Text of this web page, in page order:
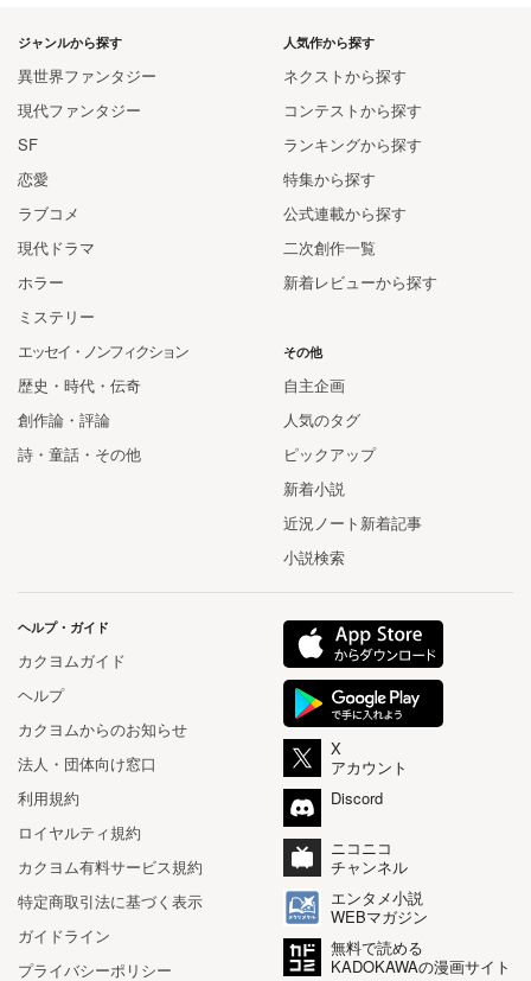
人気作から探す
ネクストから探す
コンテストから探す
ランキングから探す
特集から探す
公式連載から探す
二次創作一覧
新着レビューから探す
ジャンルから探す
異世界ファンタジー
現代ファンタジー
SF
恋愛
ラブコメ
現代ドラマ
ホラー
ミステリー
エッセイ・ノンフィクション
歴史・時代・伝奇
創作論・評論
詩・童話・その他
その他
自主企画
人気のタグ
ピックアップ
新着小説
近況ノート新着記事
小説検索
ヘルプ・ガイド
カクヨムガイド
ヘルプ
カクヨムからのお知らせ
法人・団体向け窓口
利用規約
ロイヤルティ規約
カクヨム有料サービス規約
特定商取引法に基づく表示
ガイドライン
プライバシーポリシー
X
アカウント
Discord
ニコニコ
チャンネル
エンタメ小説
WEBマガジン
無料で読める
KADOKAWAの漫画サイト